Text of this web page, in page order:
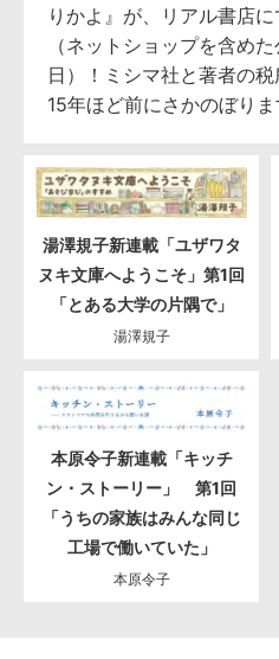
りかよ』が、リアル書店
（ネットショップを含め
日）！ミシマ社と著者の税
15年ほど前にさかのぼりま
湯澤規子新連載「ユザワタ
ヌキ文庫へようこそ」第1回
「とある大学の片隅で」
湯澤規子
本原令子新連載「キッチ
ン・ストーリー」 第1回
「うちの家族はみんな同じ
工場で働いていた」
本原令子